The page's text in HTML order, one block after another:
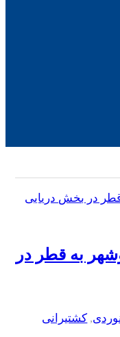
به قطر در
, کشتیرانی